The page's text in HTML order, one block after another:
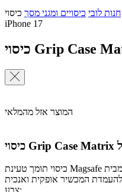
חנות לובי כיסויים ומגני מסך כיסוי Grip Case Matrix ל-
iPhone 17
המוצר אזל מהמלאי
כיסוי תומך טעינת Magsafe מבית Grip Case ל- iPhone 17, בעל רגלית